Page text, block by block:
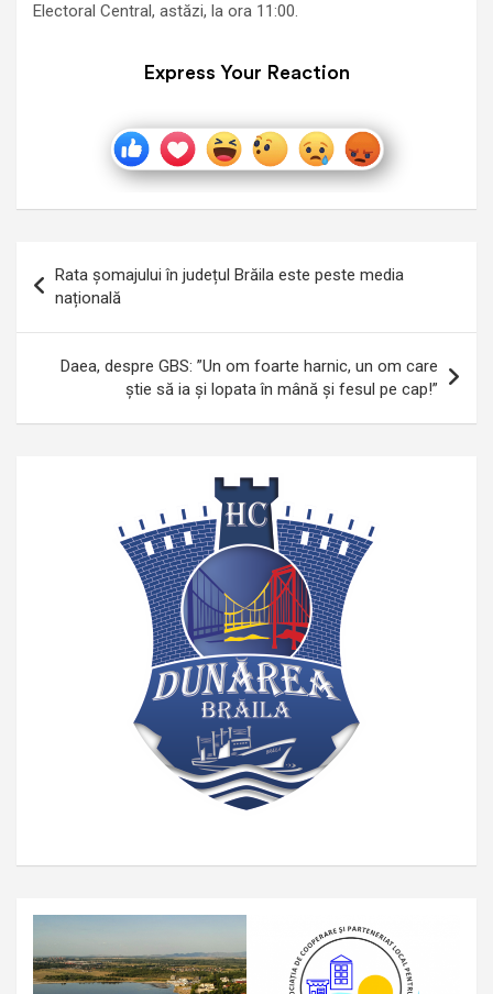
Electoral Central, astăzi, la ora 11:00.
Express Your Reaction
în
articole
Rata șomajului în județul Brăila este peste media
națională
Daea, despre GBS: ”Un om foarte harnic, un om care
știe să ia și lopata în mână și fesul pe cap!”